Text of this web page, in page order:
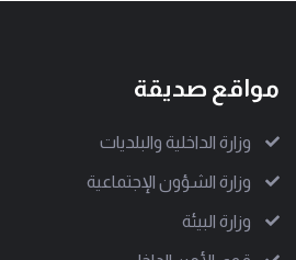
مواقع صديقة
وزارة الداخلية والبلديات
وزارة الشؤون الإجتماعية
وزارة البيئة